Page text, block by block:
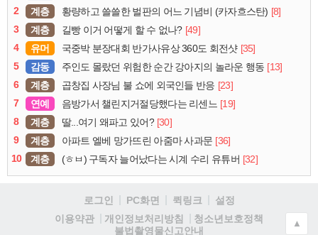
2
계층 황량하고 쓸쓸한 벌판의 어느 기념비 (카자흐스탄) [8]
3
계층 길빵 이거 어떻게 할 수 없나? [49]
4
유머 국중박 분장대회 반가사유상 360도 회전샷 [35]
5
감동 주인도 몰랐던 위험한 순간 강아지의 놀라운 행동 [13]
6
계층 곱창집 사장님 불 쇼에 외국인들 반응 [23]
7
연예 음방가서 챌린지거절당했다는 리센느 [19]
8
계층 딸...여기 왜파고 있어? [30]
9
계층 아파트 엘베 망가뜨린 아줌마 사과문 [36]
10
계층 (ㅎㅂ) 구독자 늘어났다는 시계 수리 유튜버 [32]
로그인 PC화면 퀵링크
설정
이용약관
개인정보처리방침
청소년보호정책
불법촬영물신고안내
▲